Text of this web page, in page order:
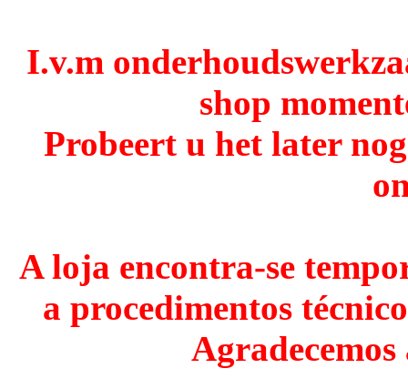
I.v.m
shop
Probeert u het later
A loja encontra-se
a procedimentos
Agradecemos